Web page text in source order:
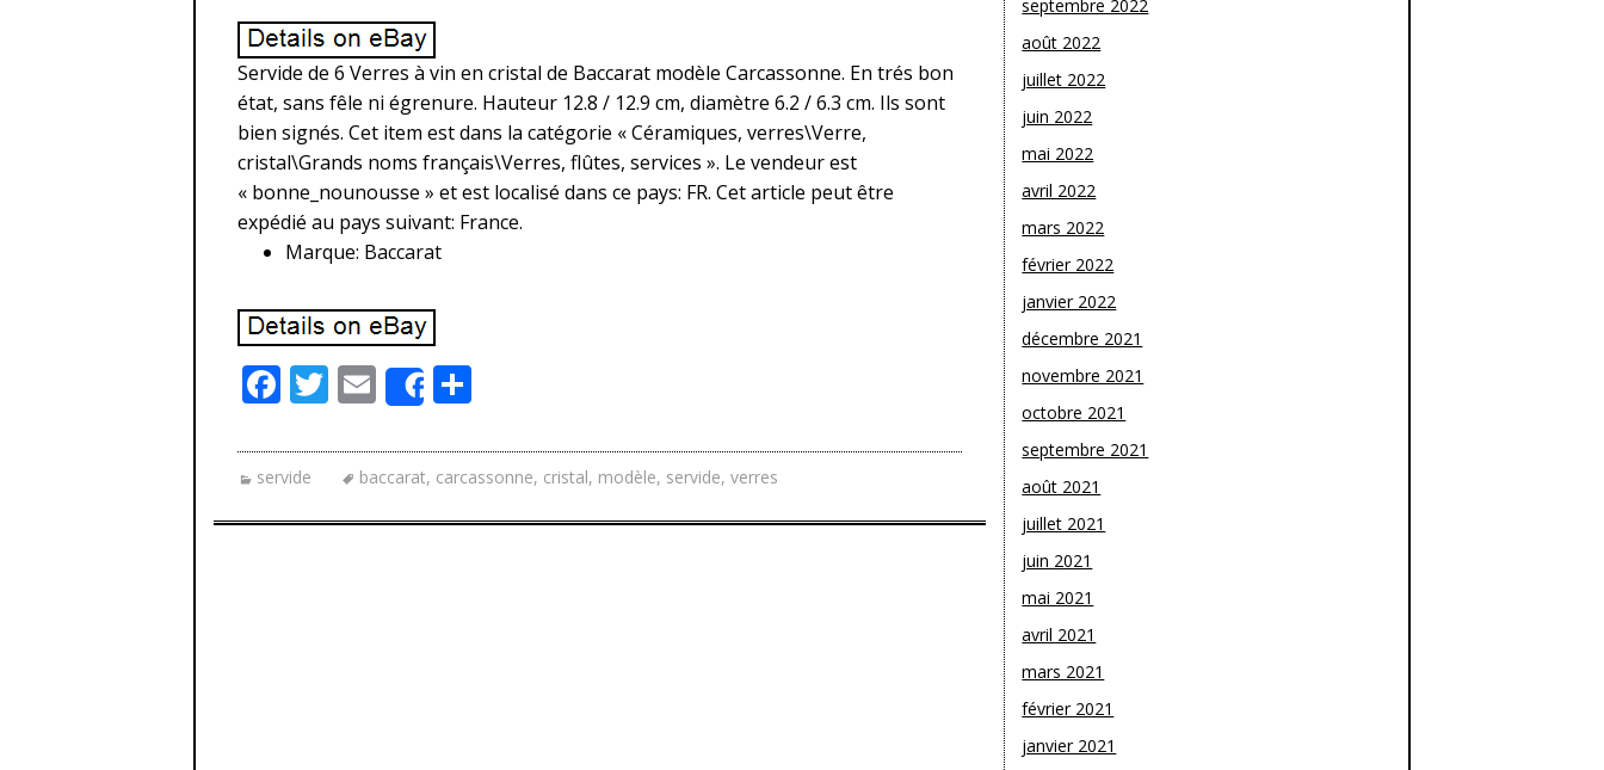
Servide de 6 Verres à vin en cristal de Baccarat modèle Carcassonne. En trés bon
état, sans fêle ni égrenure. Hauteur 12.8 / 12.9 cm, diamètre 6.2 / 6.3 cm. Ils sont
bien signés. Cet item est dans la catégorie « Céramiques, verres\Verre,
cristal\Grands noms français\Verres, flûtes, services ». Le vendeur est
« bonne_nounousse » et est localisé dans ce pays: FR. Cet article peut être
expédié au pays suivant: France.
Marque: Baccarat
F
e
b
o
T
itt
er
E
m
ai
l
Share
ta
g
er
servide baccarat, carcassonne, cristal, modèle, servide, verres
septembre 2022
août 2022
juillet 2022
juin 2022
mai 2022
avril 2022
mars 2022
février 2022
janvier 2022
décembre 2021
novembre 2021
octobre 2021
septembre 2021
août 2021
juillet 2021
juin 2021
mai 2021
avril 2021
mars 2021
février 2021
janvier 2021